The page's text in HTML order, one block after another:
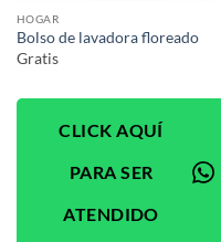
HOGAR
Bolso de lavadora floreado
Gratis
CLICK AQUÍ
PARA SER
ATENDIDO